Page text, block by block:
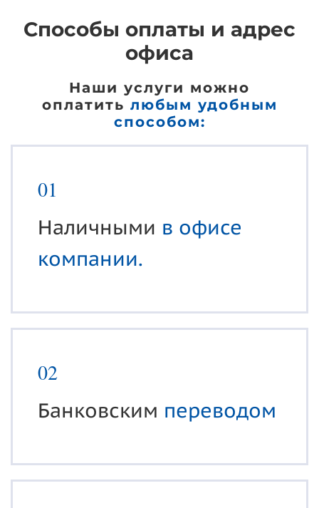
Способы оплаты и адрес
офиса
Наши услуги можно
оплатить любым удобным
способом:
01
Наличными в офисе
компании.
02
Банковским переводом